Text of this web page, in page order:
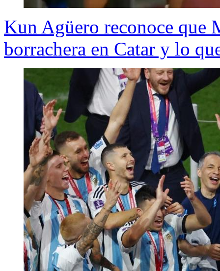
Kun Agüero reconoce que
borrachera en Catar y lo